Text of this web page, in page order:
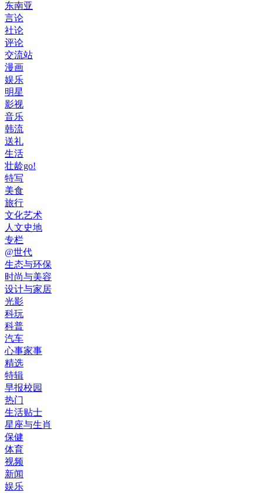
东南亚
言论
社论
评论
交流站
漫画
娱乐
明星
影视
音乐
韩流
送礼
生活
壮龄go!
特写
美食
旅行
文化艺术
人文史地
专栏
@世代
生态与环保
时尚与美容
设计与家居
光影
科玩
科普
汽车
心事家事
精选
特辑
早报校园
热门
生活贴士
星座与生肖
保健
体育
视频
新闻
娱乐